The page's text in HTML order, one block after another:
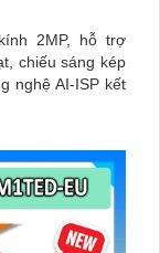
2MP, hỗ trợ
chiếu sáng kép